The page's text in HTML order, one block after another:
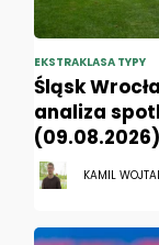
EKSTRAKLASA TYPY
Śląsk
analiza
(09.08.2026)
KAMIL